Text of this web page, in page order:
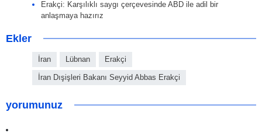
Erakçi: Karşılıklı saygı çerçevesinde ABD ile adil bir
anlaşmaya hazırız
Ekler
İran Lübnan Erakçi
İran Dışişleri Bakanı Seyyid Abbas Erakçi
yorumunuz